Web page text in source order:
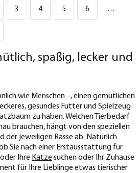
3 4 5 6 …
spaßig, lecker und
wie Menschen –, einen gemütlichen
gesundes Futter und Spielzeug
zu haben. Welchen Tierbedarf
brauchen, hängt von den speziellen
der jeweiligen Rasse ab. Natürlich
Sie nach einer Erstausstattung für
oder Ihre Katze suchen oder Ihr Zuhause
für Ihre Lieblinge etwas tierischer